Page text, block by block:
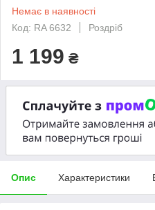
Немає в наявності
Код: RA 6632
Роздріб
1 199 ₴
Опис Характеристики